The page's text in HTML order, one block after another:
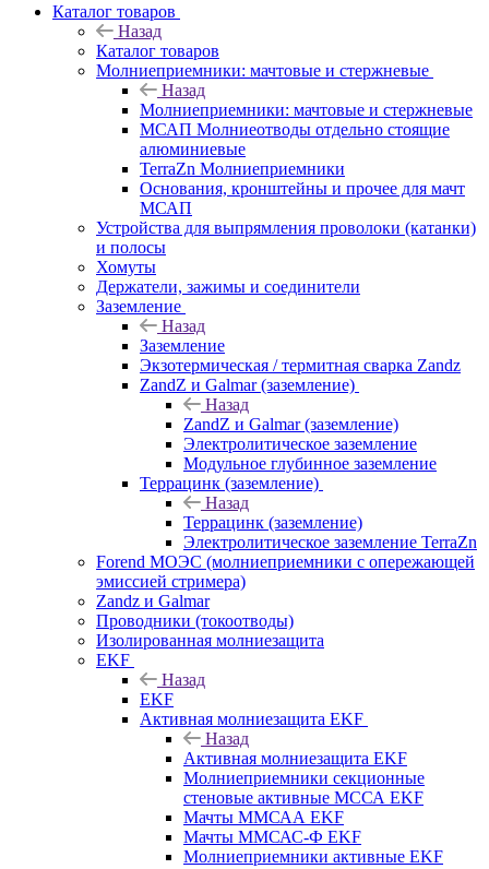
Каталог товаров
Назад
Каталог товаров
Молниеприемники: мачтовые и стержневые
Назад
Молниеприемники: мачтовые и стержневые
МСАП Молниеотводы отдельно стоящие
алюминиевые
TerraZn Молниеприемники
Основания, кронштейны и прочее для мачт
МСАП
Устройства для выпрямления проволоки (катанки)
и полосы
Хомуты
Держатели, зажимы и соединители
Заземление
Назад
Заземление
Экзотермическая / термитная сварка Zandz
ZandZ и Galmar (заземление)
Назад
ZandZ и Galmar (заземление)
Электролитическое заземление
Модульное глубинное заземление
Террацинк (заземление)
Назад
Террацинк (заземление)
Электролитическое заземление TerraZn
Forend МОЭС (молниеприемники с опережающей
эмиссией стримера)
Zandz и Galmar
Проводники (токоотводы)
Изолированная молниезащита
EKF
Назад
EKF
Активная молниезащита EKF
Назад
Активная молниезащита EKF
Молниеприемники секционные
стеновые активные МССА EKF
Мачты ММСАА EKF
Мачты ММСАС-Ф EKF
Молниеприемники активные EKF